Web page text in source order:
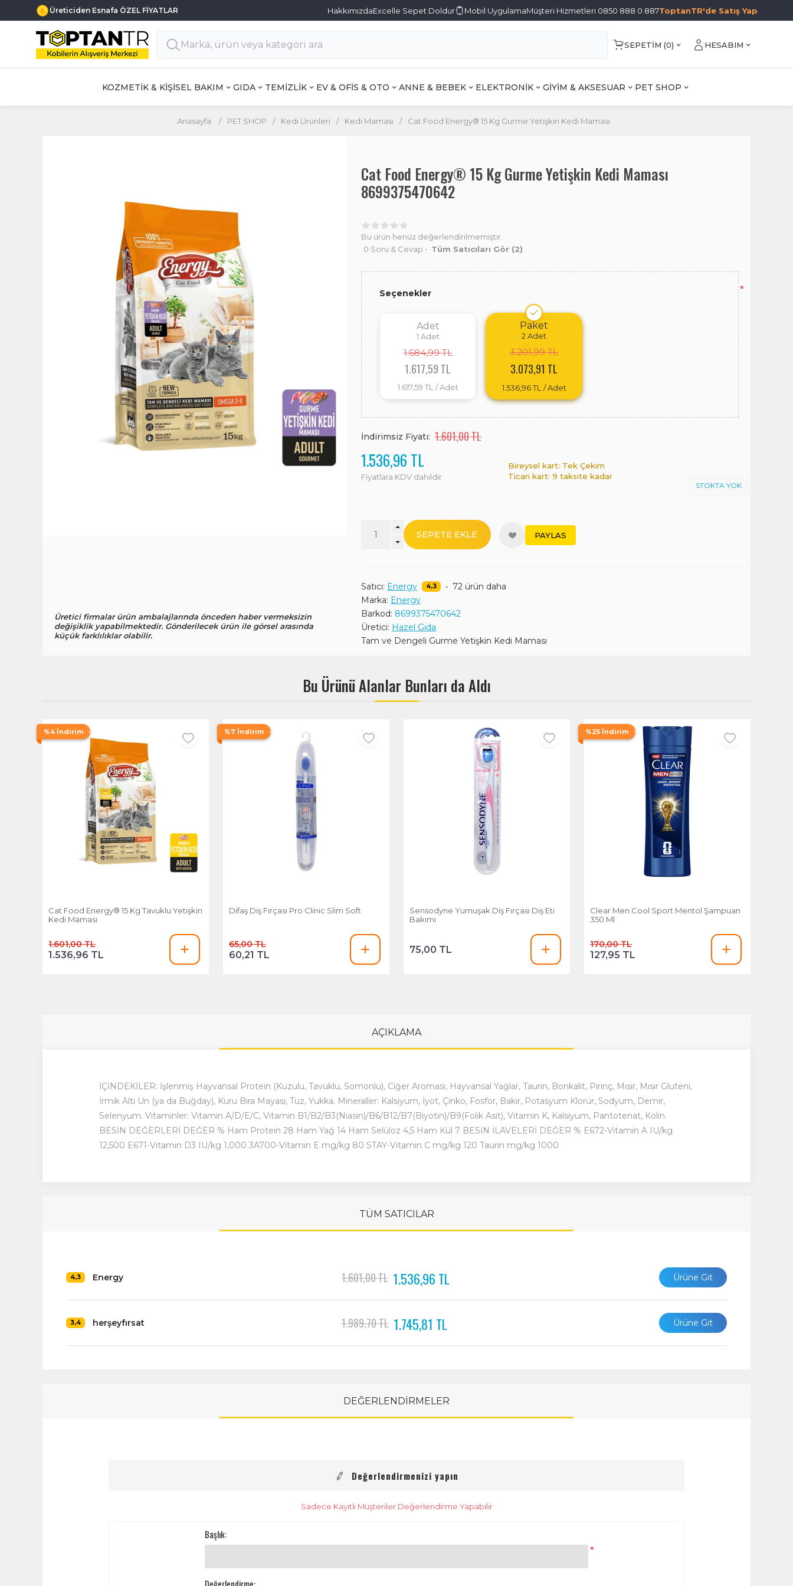
Üreticiden Esnafa ÖZEL FİYATLAR HakkımızdaExcelle Sepet Doldur Mobil UygulamaMüşteri Hizmetleri 0850 888 0 887ToptanTR'de Satış Yap
SEPETIM (0) HESABIM
KOZMETİK & KİŞİSEL BAKIM GIDA TEMİZLİK EV & OFİS & OTO ANNE & BEBEK ELEKTRONİK GİYİM & AKSESUAR PET SHOP
Anasayfa / PET SHOP / Kedi Ürünleri / Kedi Maması / Cat Food Energy® 15 Kg Gurme Yetişkin Kedi Maması
Üretici firmalar ürün ambalajlarında önceden haber vermeksizin
değişiklik yapabilmektedir. Gönderilecek ürün ile görsel arasında
küçük farklılıklar olabilir.
Cat Food Energy® 15 Kg Gurme Yetişkin Kedi Maması
8699375470642
Bu ürün henüz değerlendirilmemiştir.
0 Soru & Cevap • Tüm Satıcıları Gör (2)
Seçenekler *
Adet
1 Adet
1.684,99 TL
1.617,59 TL
1.617,59 TL / Adet
Paket
2 Adet
3.201,99 TL
3.073,91 TL
1.536,96 TL / Adet
İndirimsiz Fiyatı: 1.601,00 TL
1.536,96 TL
Fiyatlara KDV dahildir
Bireysel kart: Tek Çekim
Ticari kart: 9 taksite kadar
STOKTA YOK
SEPETE EKLE PAYLAS
Satıcı: Energy 4,3 • 72 ürün daha
Marka: Energy
Barkod: 8699375470642
Üretici: Hazel Gıda
Tam ve Dengeli Gurme Yetişkin Kedi Maması
Bu Ürünü Alanlar Bunları da Aldı
%4 İndirim
Cat Food Energy® 15 Kg Tavuklu Yetişkin
Kedi Maması
1.601,00 TL
1.536,96 TL
%7 İndirim
Difaş Diş Fırçası Pro Clinic Slim Soft
65,00 TL
60,21 TL
Sensodyne Yumuşak Diş Fırçası Diş Eti
Bakımı
75,00 TL
%25 İndirim
Clear Men Cool Sport Mentol Şampuan
350 Ml
170,00 TL
127,95 TL
AÇIKLAMA
İÇİNDEKİLER: İşlenmiş Hayvansal Protein (Kuzulu, Tavuklu, Somonlu), Ciğer Aroması, Hayvansal Yağlar, Taurin, Bonkalit, Pirinç, Mısır, Mısır Gluteni,
İrmik Altı Un (ya da Buğday), Kuru Bira Mayası, Tuz, Yukka. Mineraller: Kalsiyum, İyot, Çinko, Fosfor, Bakır, Potasyum Klorür, Sodyum, Demir,
Selenyum. Vitaminler: Vitamin A/D/E/C, Vitamin B1/B2/B3(Niasin)/B6/B12/B7(Biyotin)/B9(Folik Asit), Vitamin K, Kalsiyum, Pantotenat, Kolin.
BESİN DEĞERLERİ DEĞER % Ham Protein 28 Ham Yağ 14 Ham Selüloz 4,5 Ham Kül 7 BESİN İLAVELERİ DEĞER % E672-Vitamin A IU/kg
12,500 E671-Vitamin D3 IU/kg 1,000 3A700-Vitamin E mg/kg 80 STAY-Vitamin C mg/kg 120 Taurin mg/kg 1000
TÜM SATICILAR
4,3 Energy 1.601,00 TL 1.536,96 TL Ürüne Git
3,4 herşeyfırsat 1.989,70 TL 1.745,81 TL Ürüne Git
DEĞERLENDİRMELER
Değerlendirmenizi yapın
Sadece Kayıtlı Müşteriler Değerlendirme Yapabilir
Başlık:
*